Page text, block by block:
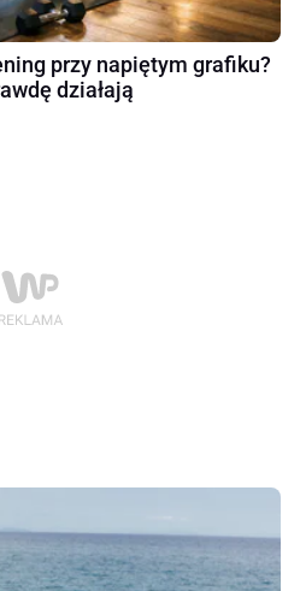
przy napiętym grafiku?
działają